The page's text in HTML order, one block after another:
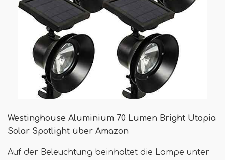
Westinghouse Aluminium 70 Lumen Bright Utopia
Solar Spotlight über Amazon
Auf der Beleuchtung beinhaltet die Lampe unter